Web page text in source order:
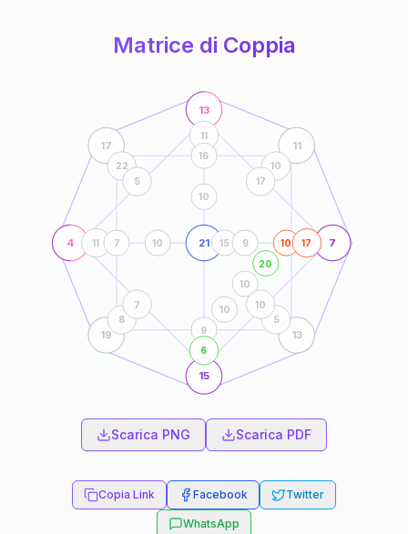
Matrice di Coppia
4
13
7
15
21
17 11
19 13
9
10
10
20
10
11
11
17
6
7
16
15 9
10
10
22
5
10
17
8
7
5
10
Scarica PNG Scarica PDF
Copia Link Facebook Twitter
WhatsApp